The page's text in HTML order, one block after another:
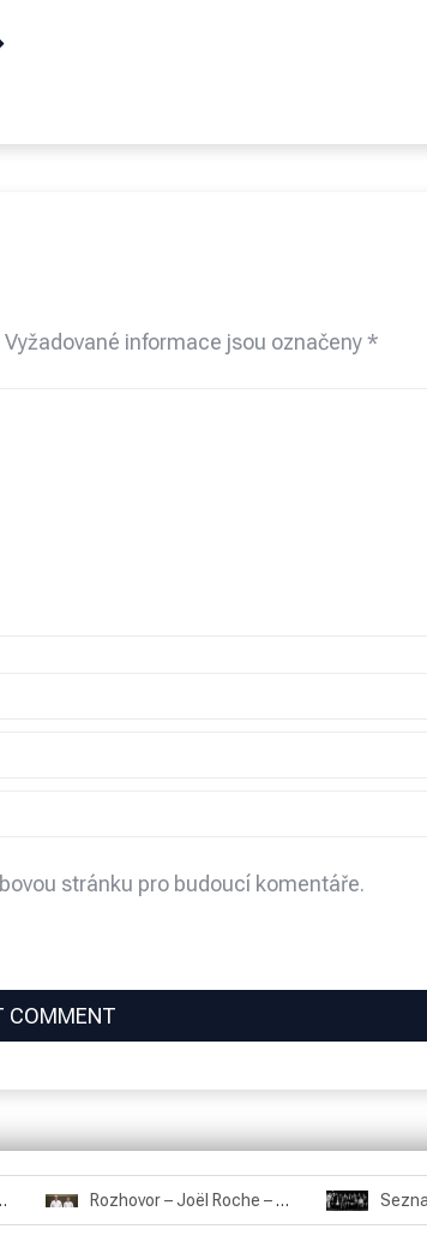
Vyžadované informace jsou označeny*
stránku pro budoucí komentáře.
– 22.3.2025 Rozhovor – Joël Roche – 12.4.2025 – Praha, Karlín